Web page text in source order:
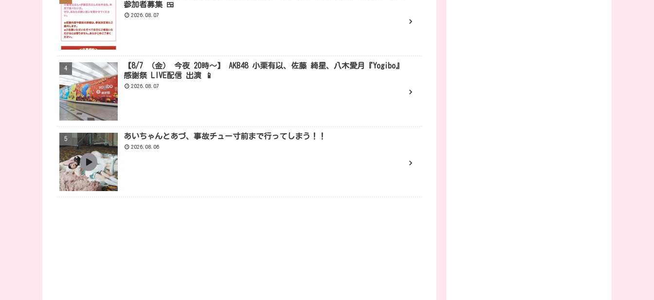
参加者募集 🍱
2026.08.07
【8/7 （金） 今夜 20時～】 AKB48 小栗有以、佐藤 綺星、八木愛月『Yogibo』
感謝祭 LIVE配信 出演 📱
2026.08.07
あいちゃんとあづ、事故チュー寸前まで行ってしまう！！
2026.08.06